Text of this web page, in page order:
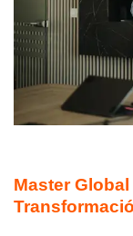
Master